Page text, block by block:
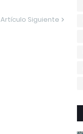
Artículo Siguiente